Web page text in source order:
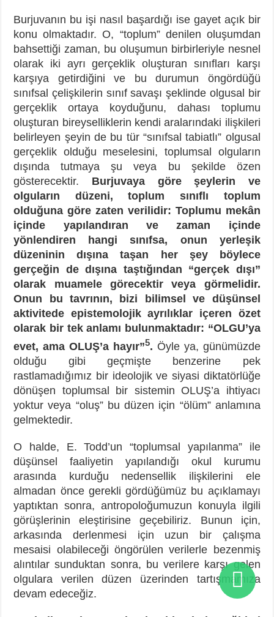
Burjuvanın bu işi nasıl başardığı ise gayet açık bir
konu olmaktadır. O, “toplum” denilen oluşumdan
bahsettiği zaman, bu oluşumun birbirleriyle nesnel
olarak iki ayrı gerçeklik oluşturan sınıfları karşı
karşıya getirdiğini ve bu durumun öngördüğü
sınıfsal çelişkilerin sınıf savaşı şeklinde olgusal bir
gerçeklik ortaya koyduğunu, dahası toplumu
oluşturan bireyselliklerin kendi aralarındaki ilişkileri
belirleyen şeyin de bu tür “sınıfsal tabiatlı” olgusal
gerçeklik olduğu meselesini, toplumsal olguların
dışında tutmaya şu veya bu şekilde özen
gösterecektir. Burjuvaya göre şeylerin ve
olguların düzeni, toplum sınıflı toplum
olduğuna göre zaten verilidir: Toplumu mekân
içinde yapılandıran ve zaman içinde
yönlendiren hangi sınıfsa, onun yerleşik
düzeninin dışına taşan her şey böylece
gerçeğin de dışına taştığından “gerçek dışı”
olarak muamele görecektir veya görmelidir.
Onun bu tavrının, bizi bilimsel ve düşünsel
aktivitede epistemolojik ayrılıklar içeren özet
olarak bir tek anlamı bulunmaktadır: “OLGU’ya
evet, ama OLUŞ’a hayır”5. Öyle ya, günümüzde
olduğu gibi geçmişte benzerine pek
rastlamadığımız bir ideolojik ve siyasi diktatörlüğe
dönüşen toplumsal bir sistemin OLUŞ’a ihtiyacı
yoktur veya “oluş” bu düzen için “ölüm” anlamına
gelmektedir.
O halde, E. Todd’un “toplumsal yapılanma” ile
düşünsel faaliyetin yapılandığı okul kurumu
arasında kurduğu nedensellik ilişkilerini ele
almadan önce gerekli gördüğümüz bu açıklamayı
yaptıktan sonra, antropoloğumuzun konuyla ilgili
görüşlerinin eleştirisine geçebiliriz. Bunun için,
arkasında derlenmesi için uzun bir çalışma
mesaisi olabileceği öngörülen verilerle bezenmiş
alıntılar sunduktan sonra, bu verilere karşı gelen
olgulara verilen düzen üzerinden tartışmamıza
devam edeceğiz.